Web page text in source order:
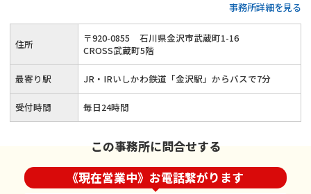
事務所詳細を見る
住所 〒920-0855
石川県金沢市武蔵町1-16
CROSS武蔵町5階
最寄り駅 JR・IRいしかわ鉄道「金沢駅」からバスで7分
受付時間 毎日24時間
この事務所に問合せする
《現在営業中》お電話繋がります